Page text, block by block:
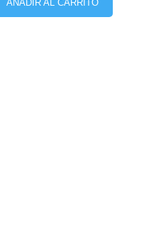
AÑADIR AL CARRITO